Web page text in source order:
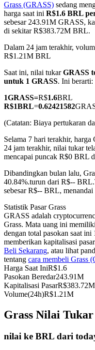
COIN-M Berjangka
Mata Uang Kripto
TradFi
Derivatif saham,
USDC Berjangka
Kontrak berjangka
Copy Trading
Grass (GRASS) sedang
harga saat ini R$1.6 BRL
sebesar 243.91M GRASS,
di sekitar R$383.72M BRL.
Dalam 24 jam terakhir,
R$1.21M BRL
Saat ini, nilai tukarGRASS
untuk 1 GRASS. Ini berarti:
1GRASS=R$1.6BRL
R$1BRL=0.62421582
(Catatan: Biaya pertukaran
Selama 7 hari terakhir, harga
24 jam terakhir, nilai tukar
mencapai puncak R$0 BRL
Dibandingkan bulan lalu,
40.84%.turun dari R$-- BRL.
sebesar R$-- BRL,
Statistik Pasar Grass
GRASS adalah
Grass. Mata uang ini
dengan total pasokan saat
memberikan kapitalisasi
Beli Sekarang, atau lihat
tentang cara membeli Grass
Harga Saat IniR$1.6
Pasokan Beredar243.91M
Kapitalisasi PasarR$383.72M
Volume(24h)R$1.21M
Grass Nilai
nilai ke BRL dari